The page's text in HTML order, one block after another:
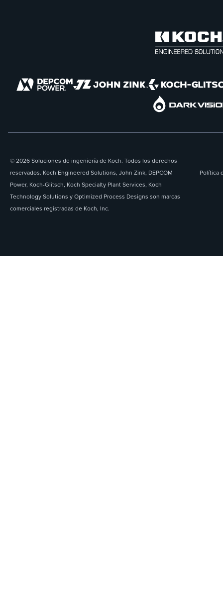
© 2026 Soluciones de ingeniería de Koch. Todos los derechos
reservados. Koch Engineered Solutions, John Zink, DEPCOM
Power, Koch-Glitsch, Koch Specialty Plant Services, Koch
Technology Solutions y Optimized Process Designs son marcas
comerciales registradas de Koch, Inc.
Política